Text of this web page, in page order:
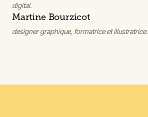
digital.
Martine Bourzicot
designer graphique, formatrice et illustratrice.